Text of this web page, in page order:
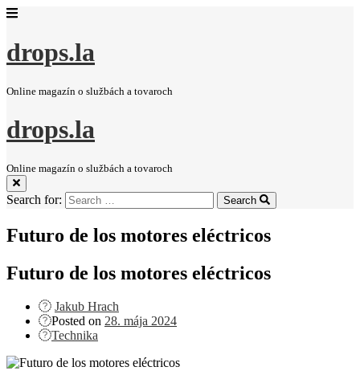
drops.la
Online magazín o službách a tovaroch
drops.la
Online magazín o službách a tovaroch
Search for: Search
Futuro de los motores eléctricos
Futuro de los motores eléctricos
Jakub Hrach
Posted on 28. mája 2024
Technika